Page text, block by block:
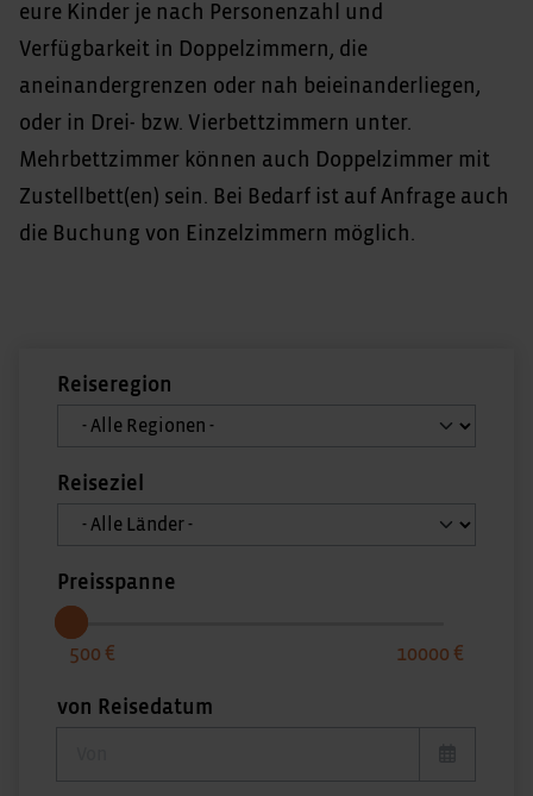
eure Kinder je nach Personenzahl und
Verfügbarkeit in Doppelzimmern, die
aneinandergrenzen oder nah beieinanderliegen,
oder in Drei- bzw. Vierbettzimmern unter.
Mehrbettzimmer können auch Doppelzimmer mit
Zustellbett(en) sein. Bei Bedarf ist auf Anfrage auch
die Buchung von Einzelzimmern möglich.
Reiseregion
Reiseziel
Preisspanne
500 10000
von Reisedatum